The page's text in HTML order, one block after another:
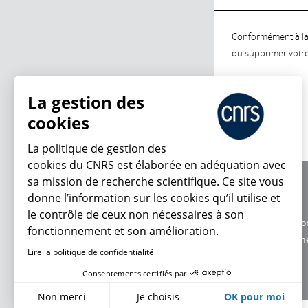
Conformément à
ou supprimer
Charte
Données
La gestion des
cookies
La politique de gestion des
cookies du CNRS est élaborée en adéquation avec
sa mission de recherche scientifique. Ce site vous
donne l’information sur les cookies qu’il utilise et
le contrôle de ceux non nécessaires à son
fonctionnement et son amélioration.
Lire la politique de confidentialité
Consentements certifiés par
Non merci Je choisis OK pour moi